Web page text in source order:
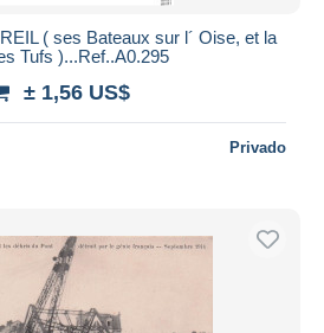
( ses Bateaux sur l´ Oise, et la
Tufs )...Ref..A0.295
± 1,56 US$
Privado